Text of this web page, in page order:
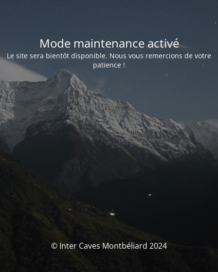
Mode maintenance activé
Le site sera bientôt disponible. Nous vous remercions de votre
patience !
© Inter Caves Montbéliard 2024